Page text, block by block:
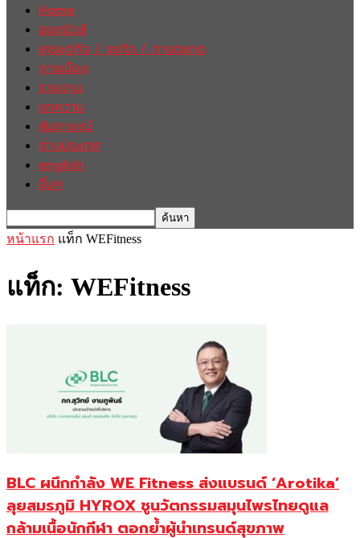
Home
ฮอตนิวส์
เศรษฐกิจ / ธุรกิจ / การตลาด
การเมือง
รายงาน
บทความ
สัมภาษณ์
ต่างประเทศ
english
อื่นๆ
หน้าแรก แท็ก WEFitness
แท็ก: WEFitness
BLC ผนึกกำลัง WE Fitness ส่งแบรนด์ ‘Arotika’
ลุยสมรภูมิ HYROX ชูนวัตกรรมสมุนไพรไทยดูแล
กล้ามเนื้อนักกีฬา ตอกย้ำผู้นำเทรนด์สุขภาพ